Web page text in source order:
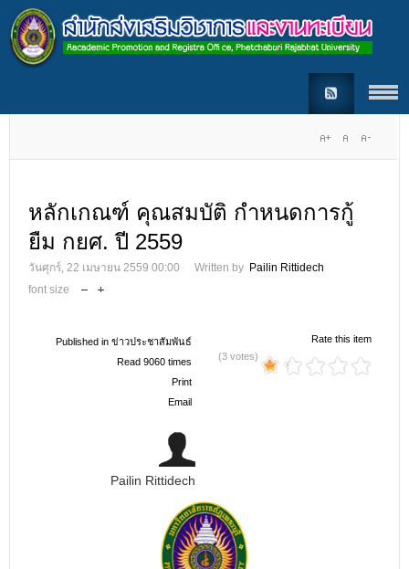
หลักเกณฑ์ คุณสมบัติ กำหนดการกู้
ยืม กยศ. ปี 2559
วันศุกร์, 22 เมษายน 2559 00:00 Written by Pailin Rittidech
font size
Published in ข่าวประชาสัมพันธ์
Read 9060 times
Print
Email
Rate this item
(3 votes)
Pailin Rittidech